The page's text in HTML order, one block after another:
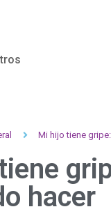
Mi hijo tiene
hacer